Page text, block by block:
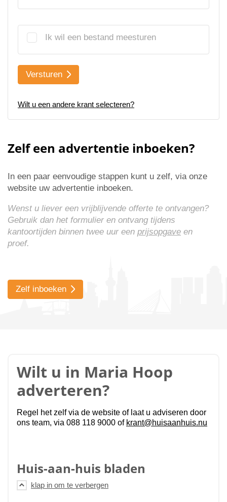
Ik wil een bestand meesturen
Versturen
Wilt u een andere krant selecteren?
Zelf een advertentie inboeken?
In een paar eenvoudige stappen kunt u zelf, via onze
website uw advertentie inboeken.
Wenst u liever een vrijblijvende offerte te ontvangen?
Gebruik dan het formulier en ontvang tijdens
kantoortijden binnen twee uur een prijsopgave en
proef.
Zelf inboeken
Wilt u in Maria Hoop
adverteren?
Regel het zelf via de website of laat u adviseren door
ons team, via 088 118 9000 of krant@huisaanhuis.nu
Huis-aan-huis bladen